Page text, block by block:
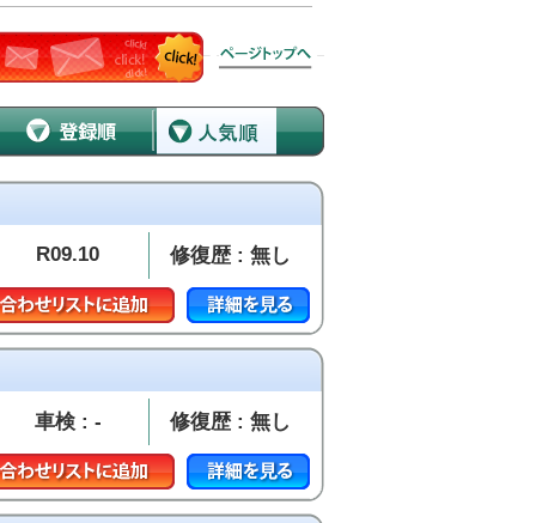
R09.10 修復歴 : 無し
車検 : - 修復歴 : 無し